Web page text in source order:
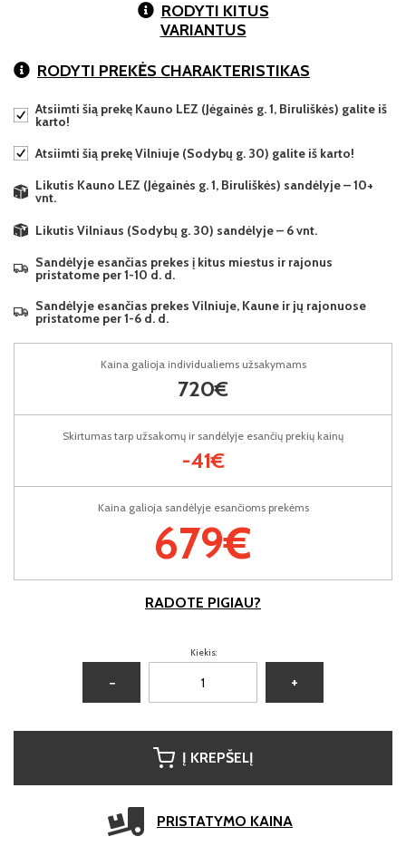
RODYTI KITUS
VARIANTUS
RODYTI PREKĖS CHARAKTERISTIKAS
Atsiimti šią prekę Kauno LEZ (Jėgainės g. 1, Biruliškės) galite iš
karto!
Atsiimti šią prekę Vilniuje (Sodybų g. 30) galite iš karto!
Likutis Kauno LEZ (Jėgainės g. 1, Biruliškės) sandėlyje – 10+
vnt.
Likutis Vilniaus (Sodybų g. 30) sandėlyje – 6 vnt.
Sandėlyje esančias prekes į kitus miestus ir rajonus
pristatome per 1-10 d. d.
Sandėlyje esančias prekes Vilniuje, Kaune ir jų rajonuose
pristatome per 1-6 d. d.
Kaina galioja sandėlyje esančioms prekėms
679€
Kaina galioja individualiems užsakymams
720€
Skirtumas tarp užsakomų ir sandėlyje esančių prekių kainų
-41€
RADOTE PIGIAU?
Kiekis:
− +
Į KREPŠELĮ
PRISTATYMO KAINA